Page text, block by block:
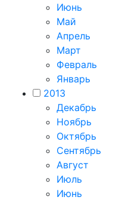
Июнь
Май
Апрель
Март
Февраль
Январь
2013
Декабрь
Ноябрь
Октябрь
Сентябрь
Август
Июль
Июнь